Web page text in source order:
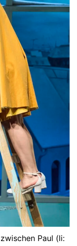
Paul (li: